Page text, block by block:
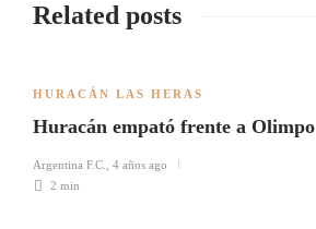
Related posts
HURACÁN LAS HERAS
Huracán empató frente a Olimpo
Argentina F.C.
4 años ago
2 min